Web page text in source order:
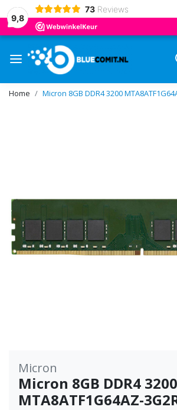
9,8
73 Reviews
Home Micron 8GB DDR4 3200
Micron
Micron 8GB DDR4 3200
MTA8ATF1G64AZ-